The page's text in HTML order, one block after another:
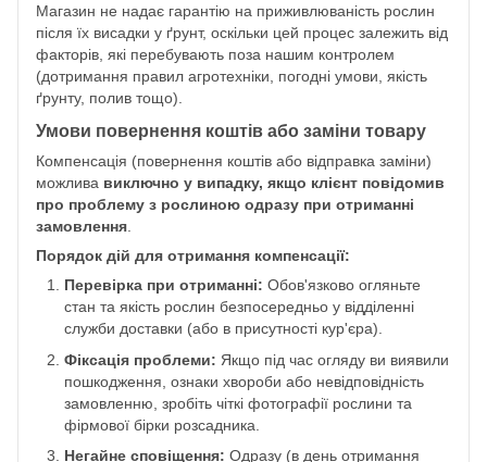
Магазин не надає гарантію на приживлюваність рослин
після їх висадки у ґрунт, оскільки цей процес залежить від
факторів, які перебувають поза нашим контролем
(дотримання правил агротехніки, погодні умови, якість
ґрунту, полив тощо).
Умови повернення коштів або заміни товару
Компенсація (повернення коштів або відправка заміни)
можлива виключно у випадку, якщо клієнт повідомив
про проблему з рослиною одразу при отриманні
замовлення.
Порядок дій для отримання компенсації:
Перевірка при отриманні: Обов'язково огляньте
стан та якість рослин безпосередньо у відділенні
служби доставки (або в присутності кур'єра).
Фіксація проблеми: Якщо під час огляду ви виявили
пошкодження, ознаки хвороби або невідповідність
замовленню, зробіть чіткі фотографії рослини та
фірмової бірки розсадника.
Негайне сповіщення: Одразу (в день отримання